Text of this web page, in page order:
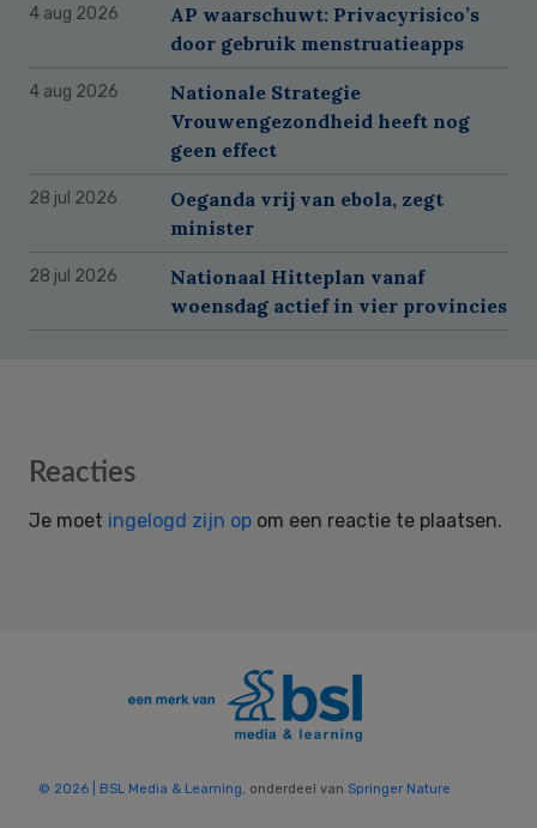
4 aug 2026
AP waarschuwt: Privacyrisico’s
door gebruik menstruatieapps
4 aug 2026
Nationale Strategie
Vrouwengezondheid heeft nog
geen effect
28 jul 2026
Oeganda vrij van ebola, zegt
minister
28 jul 2026
Nationaal Hitteplan vanaf
woensdag actief in vier provincies
Reader
Reacties
Je moet ingelogd zijn op om een reactie te plaatsen.
© 2026 | BSL Media & Learning , onderdeel van Springer Nature